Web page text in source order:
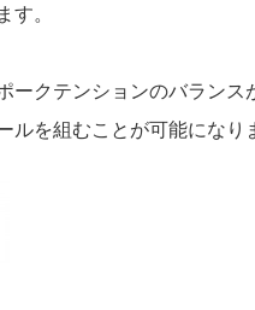
す。
クテンションのバランス
を組むことが可能になり